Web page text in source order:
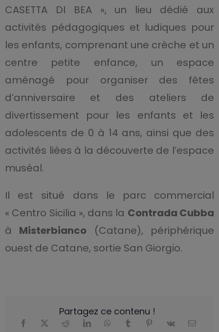
CASETTA DI BEA », un lieu dédié aux
activités pédagogiques et ludiques pour
les enfants, comprenant une crèche et un
centre petite enfance, un espace
aménagé pour organiser des fêtes
d’anniversaire et des ateliers de
divertissement pour les enfants et les
adolescents de 0 à 14 ans, ainsi que des
activités liées à la découverte de l’espace
muséal.
Il est situé dans le parc commercial
« Centro Sicilia », dans la Contrada Cubba
à Misterbianco (Catane), périphérique
ouest de Catane, sortie San Giorgio.
Partagez ce contenu !